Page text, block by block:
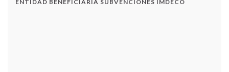
ENTIDAD BENEFICIARIA SUBVENCIONES IMDECO